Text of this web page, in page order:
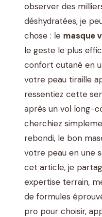
observer des
déshydratées, je
chose : le masque
le geste le plus
confort cutané en
votre peau tiraille
ressentiez cette
après un vol long-
cherchiez
rebondi, le bon
votre peau en une
cet article, je
expertise terrain,
de formules
pro pour choisir,